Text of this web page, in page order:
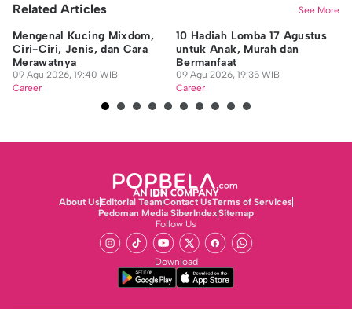
Related Articles See More
Mengenal Kucing Mixdom,
Ciri-Ciri, Jenis, dan Cara
Merawatnya
09 Agu 2026, 19:40 WIB
Career
10 Hadiah Lomba 17 Agustus
untuk Anak, Murah dan
Bermanfaat
09 Agu 2026, 19:35 WIB
Career
About UsEditorial TeamContact UsTerms of Services
Pedoman Media SiberIndexSitemap
Follow Us
Download